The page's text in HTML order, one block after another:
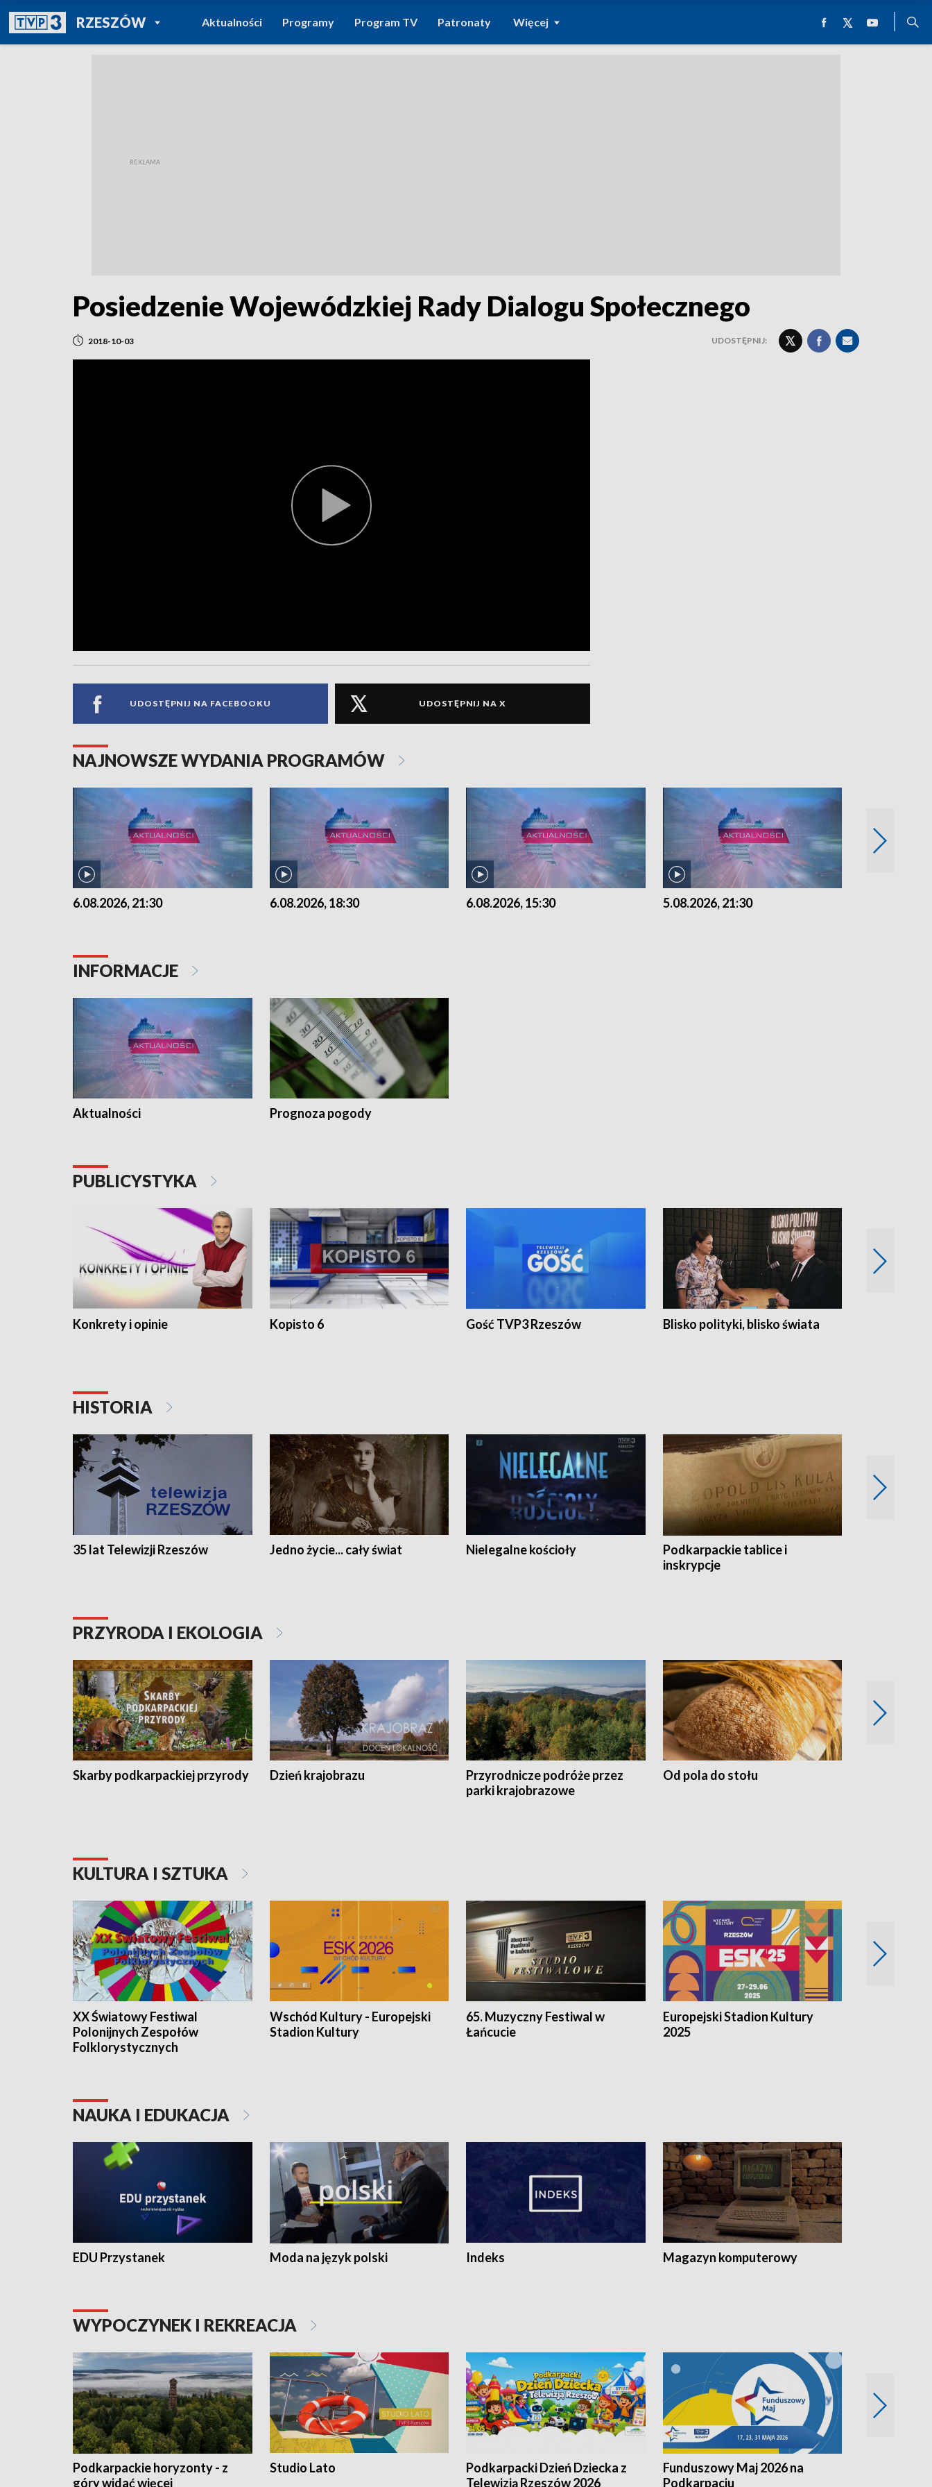
RZESZÓWPOWRÓT DO
TVP REGIONY
Aktualności Programy Program TV Patronaty Więcej
Posiedzenie Wojewódzkiej Rady Dialogu Społecznego
2018-10-03 UDOSTĘPNIJ:
UDOSTĘPNIJ NA FACEBOOKU UDOSTĘPNIJ NA X
NAJNOWSZE WYDANIA PROGRAMÓW
6.08.2026, 21:30 6.08.2026, 18:30 6.08.2026, 15:30 5.08.2026, 21:30
INFORMACJE
Aktualności Prognoza pogody
PUBLICYSTYKA
Konkrety i opinie Kopisto 6 Gość TVP3 Rzeszów Blisko polityki, blisko świata
HISTORIA
35 lat Telewizji Rzeszów Jedno życie... cały świat Nielegalne kościoły
Podkarpackie tablice i
inskrypcje
PRZYRODA I EKOLOGIA
Skarby podkarpackiej przyrody Dzień krajobrazu
Przyrodnicze podróże przez
parki krajobrazowe
Od pola do stołu
KULTURA I SZTUKA
XX Światowy Festiwal
Polonijnych Zespołów
Folklorystycznych
Wschód Kultury - Europejski
Stadion Kultury
65. Muzyczny Festiwal w
Łańcucie
Europejski Stadion Kultury
2025
NAUKA I EDUKACJA
EDU Przystanek Moda na język polski Indeks Magazyn komputerowy
WYPOCZYNEK I REKREACJA
Podkarpackie horyzonty - z
góry widać więcej
Studio Lato
Podkarpacki Dzień Dziecka z
Telewizją Rzeszów 2026
Funduszowy Maj 2026 na
Podkarpaciu